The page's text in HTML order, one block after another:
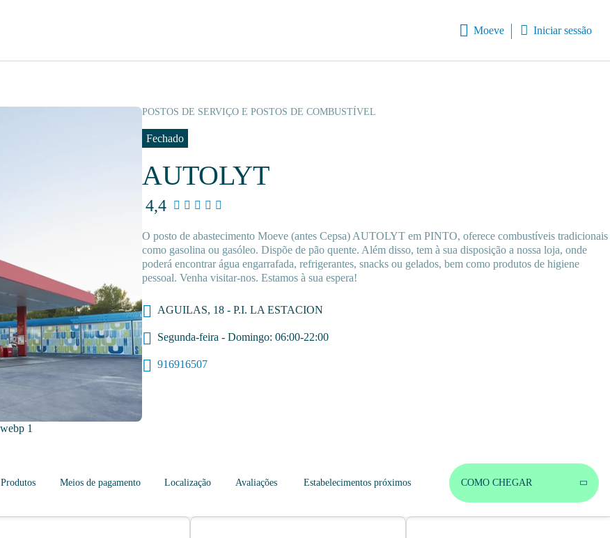
Moeve Iniciar sessão
POSTOS DE SERVIÇO E POSTOS DE COMBUSTÍVEL
Fechado
AUTOLYT
4,4
O posto de abastecimento Moeve (antes Cepsa) AUTOLYT em PINTO, oferece combustíveis tradicionais
como gasolina ou gasóleo. Dispõe de pão quente. Além disso, tem à sua disposição a nossa loja, onde
poderá encontrar água engarrafada, refrigerantes, snacks ou gelados, bem como produtos de higiene
pessoal. Venha visitar-nos. Estamos à sua espera!
AGUILAS, 18 - P.I. LA ESTACION
Segunda-feira - Domingo: 06:00-22:00
916916507
Produtos Meios de pagamento Localização Avaliações Estabelecimentos próximos COMO CHEGAR